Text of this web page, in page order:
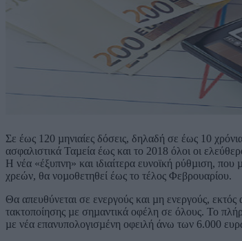
Σε έως 120 µηνιαίες δόσεις, δηλαδή σε έως 10
ασφαλιστικά Ταµεία έως και το 2018 όλοι οι
Η νέα «έξυπνη» και ιδιαίτερα ευνοϊκή ρύθµιση,
χρεών, θα νοµοθετηθεί έως το τέλος Φεβρουαρίου.
Θα απευθύνεται σε ενεργούς και µη ενεργούς,
τακτοποίησης µε σηµαντικά οφέλη σε όλους. Το
µε νέα επανυπολογισµένη οφειλή άνω των 6.000